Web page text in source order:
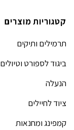
קטגוריות מוצרים
תרמילים ותיקים
ביגוד לספורט וטיולים
הנעלה
ציוד לחיילים
קמפינג ומחנאות